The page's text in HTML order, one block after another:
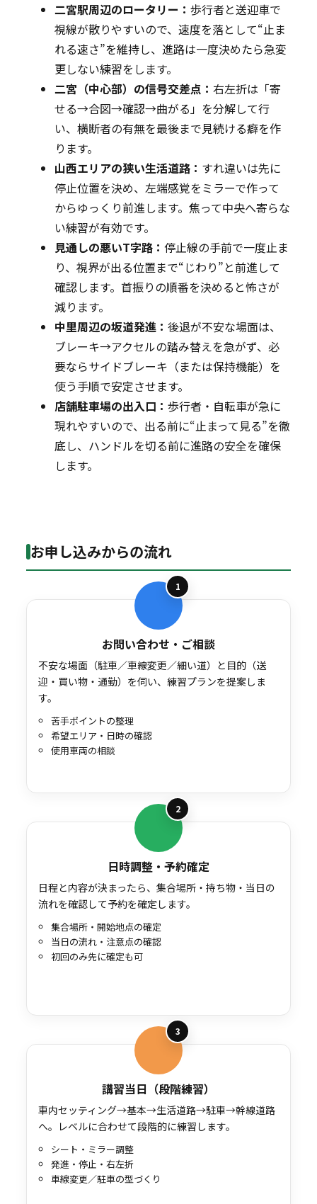
二宮駅周辺のロータリー：歩行者と送迎車で
視線が散りやすいので、速度を落として“止ま
れる速さ”を維持し、進路は一度決めたら急変
更しない練習をします。
二宮（中心部）の信号交差点：右左折は「寄
せる→合図→確認→曲がる」を分解して行
い、横断者の有無を最後まで見続ける癖を作
ります。
山西エリアの狭い生活道路： すれ違いは先に
停止位置を決め、左端感覚をミラーで作って
からゆっくり前進します。焦って中央へ寄らな
い練習が有効です。
見通しの悪いT字路：停止線の手前で一度止ま
り、視界が出る位置まで“じわり”と前進して
確認します。首振りの順番を決めると怖さが
減ります。
中里周辺の坂道発進：後退が不安な場面は、
ブレーキ→アクセルの踏み替えを急がず、必
要ならサイドブレーキ（または保持機能）を
使う手順で安定させます。
店舗駐車場の出入口：歩行者・自転車が急に
現れやすいので、出る前に“止まって見る”を徹
底し、ハンドルを切る前に進路の安全を確保
します。
お申し込みからの流れ
1
お問い合わせ・ご相談
不安な場面（駐車／車線変更／細い道）と目的（送
迎・買い物・通勤）を伺い、練習プランを提案しま
す。
苦手ポイントの整理
希望エリア・日時の確認
使用車両の相談
2
日時調整・予約確定
日程と内容が決まったら、集合場所・持ち物・当日の
流れを確認して予約を確定します。
集合場所・開始地点の確定
当日の流れ・注意点の確認
初回のみ先に確定も可
3
講習当日（段階練習）
車内セッティング→基本→生活道路→駐車→幹線道路
へ。レベルに合わせて段階的に練習します。
シート・ミラー調整
発進・停止・右左折
車線変更／駐車の型づくり